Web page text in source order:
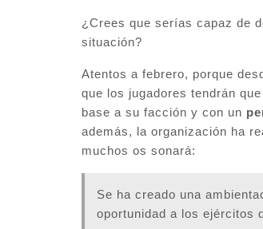
¿Crees que serías capaz de
situación?
Atentos a febrero, porque
que los jugadores tendrán
base a su facción y con un
además, la organización ha
muchos os sonará:
Se ha creado una
oportunidad a los ejércitos